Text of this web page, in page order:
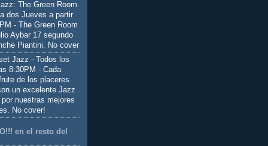
The Green Room
dos Jueves a partir
- The Green Room
Aybar 17 segundo
Piantini. No cover
Jazz - Todos los
8:30PM - Cada
de los placeres
un excelente Jazz
nuestras mejores
No cover!
en el resto del